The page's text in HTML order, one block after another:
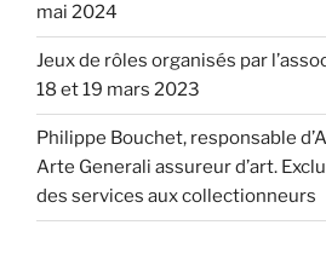
mai 2024
Jeux de rôles organisés par
18 et 19 mars 2023
Philippe Bouchet, responsable
Arte Generali assureur d’art.
des services aux collectionneurs